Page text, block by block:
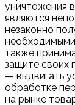
уничтожения
являются
незаконно
также
защите своих
— выдвигать
обработке
на рынке